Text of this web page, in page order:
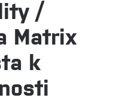
/
Matrix
k